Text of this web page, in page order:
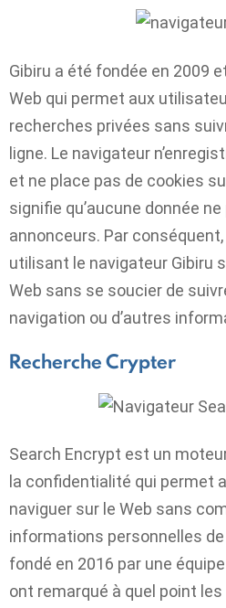
Gibiru a été fondée en 2009
Web qui permet aux
recherches privées sans
ligne. Le navigateur
et ne place pas de cookies
signifie qu’aucune donnée
annonceurs. Par
utilisant le navigateur Gibiru
Web sans se soucier de
navigation ou d’autres
Recherche Crypter
Search Encrypt est un
la confidentialité qui permet
naviguer sur le Web sans
informations personnelles de
fondé en 2016 par une
ont remarqué à quel point